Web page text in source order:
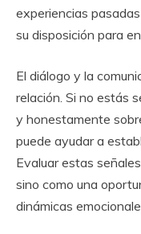
experiencias
su disposición para
El diálogo y la
relación. Si no estás
y honestamente
puede ayudar a
Evaluar estas
sino como una
dinámicas